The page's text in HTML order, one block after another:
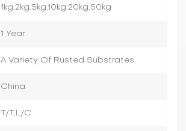
1kg,2kg,5kg,10kg,20kg,50kg
1 Year
A Variety Of Rusted Substrates
China
T/T,L/C